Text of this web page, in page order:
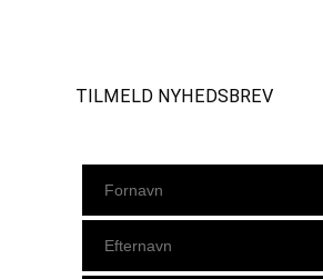
TILMELD NYHEDSBREV